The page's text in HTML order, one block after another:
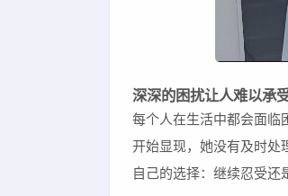
深深的困扰让人难以承
每个人在生活中都会面临
开始显现，她没有及时处
自己的选择：继续忍受还